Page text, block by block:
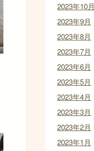
2023年10月
2023年9月
2023年8月
2023年7月
2023年6月
2023年5月
2023年4月
2023年3月
2023年2月
2023年1月